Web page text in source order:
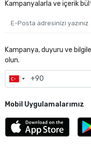
Kampanyalarla ve içerik
Kampanya, duyuru ve
olun.
Mobil Uygulamalarımız